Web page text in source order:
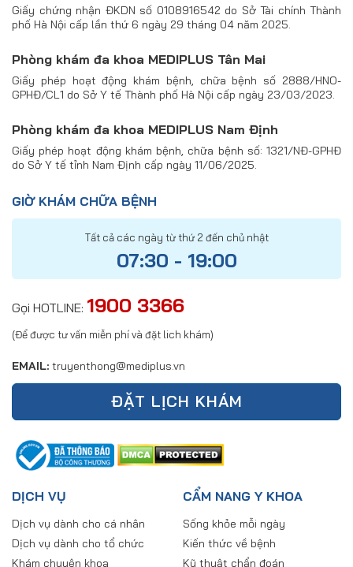
Giấy chứng nhận ĐKDN số 0108916542 do Sở Tài chính Thành
phố Hà Nội cấp lần thứ 6 ngày 29 tháng 04 năm 2025.
Phòng khám đa khoa MEDIPLUS Tân Mai
Giấy phép hoạt động khám bệnh, chữa bệnh số 2888/HNO-
GPHĐ/CL1 do Sở Y tế Thành phố Hà Nội cấp ngày 23/03/2023.
Phòng khám đa khoa MEDIPLUS Nam Định
Giấy phép hoạt động khám bệnh, chữa bệnh số: 1321/NĐ-GPHĐ
do Sở Y tế tỉnh Nam Định cấp ngày 11/06/2025.
GIỜ KHÁM CHỮA BỆNH
Tất cả các ngày từ thứ 2 đến chủ nhật
07:30 - 19:00
Gọi HOTLINE: 1900 3366
(Để được tư vấn miễn phí và đặt lich khám)
EMAIL: truyenthong@mediplus.vn
ĐẶT LỊCH KHÁM
DỊCH VỤ
Dịch vụ dành cho cá nhân
Dịch vụ dành cho tổ chức
Khám chuyên khoa
CẨM NANG Y KHOA
Sống khỏe mỗi ngày
Kiến thức về bệnh
Kỹ thuật chẩn đoán